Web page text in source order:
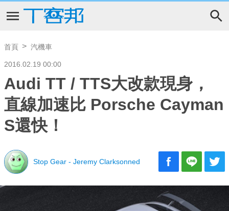
首頁 汽機車
2016.02.19 00:00
Audi TT / TTS大改款現身，
直線加速比 Porsche Cayman
S還快！
Stop Gear - Jeremy Clarksonned